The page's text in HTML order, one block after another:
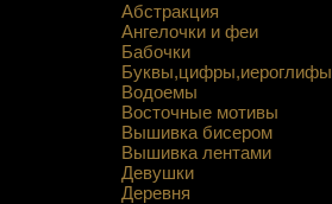
Абстракция
Ангелочки и феи
Бабочки
Буквы,цифры,иероглифы
Водоемы
Восточные мотивы
Вышивка бисером
Вышивка лентами
Девушки
Деревня